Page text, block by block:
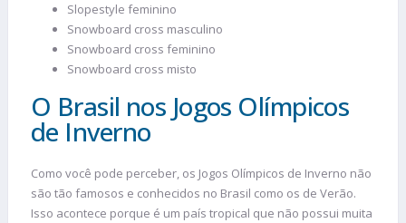
Slopestyle feminino
Snowboard cross masculino
Snowboard cross feminino
Snowboard cross misto
O Brasil nos Jogos Olímpicos
de Inverno
Como você pode perceber, os Jogos Olímpicos de Inverno não
são tão famosos e conhecidos no Brasil como os de Verão.
Isso acontece porque é um país tropical que não possui muita